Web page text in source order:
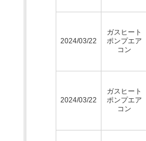
2024/03/22
ガスヒート
ポンプエア
コン
2024/03/22
ガスヒート
ポンプエア
コン